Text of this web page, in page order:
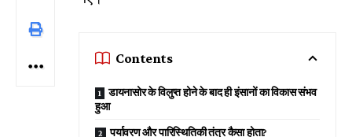
Contents
डायनासोर के विलुप्त होने के बाद ही इंसानों का विकास संभव
हुआ
पर्यावरण और पारिस्थितिकी तंत्र कैसा होता?